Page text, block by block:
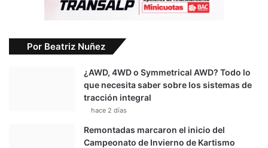
Por Beatriz Nuñez
¿AWD, 4WD o Symmetrical AWD? Todo lo
que necesita saber sobre los sistemas de
tracción integral
hace 2 días
Remontadas marcaron el inicio del
Campeonato de Invierno de Kartismo